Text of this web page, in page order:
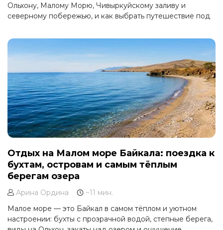
Ольхону, Малому Морю, Чивыркуйскому заливу и
северному побережью, и как выбрать путешествие под
Отдых на Малом море Байкала: поездка к
бухтам, островам и самым тёплым
берегам озера
Арина Ордина
~11 мин.
Малое море — это Байкал в самом тёплом и уютном
настроении: бухты с прозрачной водой, степные берега,